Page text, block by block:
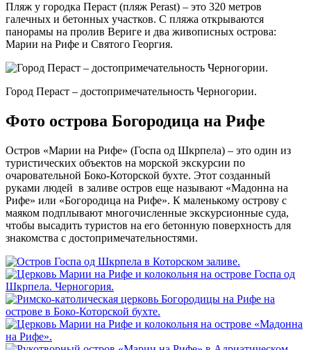
Пляж у городка Пераст (пляж Perast) – это 320 метров
галечных и бетонных участков. С пляжа открываются
панорамы на пролив Вериге и два живописных острова:
Марии на Рифе и Святого Георгия.
Город Пераст – достопримечательность Черногории.
Фото острова Богородица на Рифе
Остров «Марии на Рифе» (Госпа од Шкрпела) – это один из
туристических объектов на морской экскурсии по
очаровательной Боко-Которской бухте. Этот созданный
руками людей в заливе остров еще называют «Мадонна на
Рифе» или «Богородица на Рифе». К маленькому острову с
маяком подплывают многочисленные экскурсионные суда,
чтобы высадить туристов на его бетонную поверхность для
знакомства с достопримечательностями.